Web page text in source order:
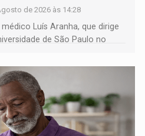
de 2026 às 14:28
Luís Aranha, que dirige
de São Paulo no